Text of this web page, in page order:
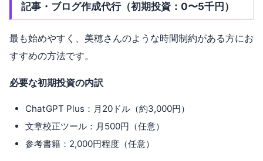
記事・ブログ作成代行（初期投資：0〜5千円）
最も始めやすく、美穂さんのような時間制約がある方にお
すすめの方法です。
必要な初期投資の内訳
ChatGPT Plus：月20ドル（約3,000円）
文章校正ツール：月500円（任意）
参考書籍：2,000円程度（任意）